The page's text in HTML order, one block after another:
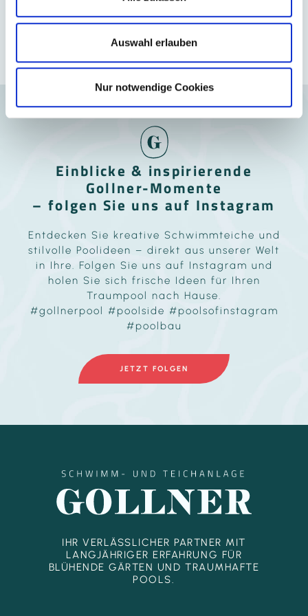
Auswahl erlauben
Nur notwendige Cookies
Einblicke & inspirierende
Gollner-Momente
– folgen Sie uns auf Instagram
Entdecken Sie kreative Schwimmteiche und
stilvolle Poolideen – direkt aus unserer Welt
in Ihre. Folgen Sie uns auf Instagram und
holen Sie sich frische Ideen für Ihren
Traumpool nach Hause.
#gollnerpool #poolside #poolsofinstagram
#poolbau
JETZT FOLGEN
IHR VERLÄSSLICHER PARTNER MIT
LANGJÄHRIGER ERFAHRUNG FÜR
BLÜHENDE GÄRTEN UND TRAUMHAFTE
POOLS.